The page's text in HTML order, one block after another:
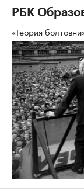
РБК
«Теория